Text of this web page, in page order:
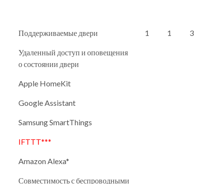
Поддерживаемые двери 1 1 3
Удаленный доступ и оповещения
о состоянии двери
Apple HomeKit
Google Assistant
Samsung SmartThings
IFTTT***
Amazon Alexa*
Совместимость с беспроводными